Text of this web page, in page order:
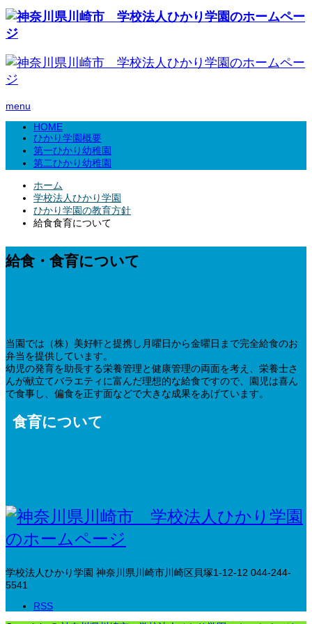
menu
HOME
ひかり学園概要
第一ひかり幼稚園
第二ひかり幼稚園
ホーム
学校法人ひかり学園
ひかり学園の教育方針
給食食育について
給食・食育について
当園では（株）美好軒と提携し月曜日から金曜日まで完全給食のお
弁当を提供しています。
幼児の発育を助長する栄養管理と健康管理の両面を考え、栄養士さ
んが献立てバラエティに富んだ理想的な給食ですので、園児は喜ん
で食事し、偏食を正す面などで大きな成果をあげています。
食育について
学校法人ひかり学園 神奈川県川崎市川崎区貝塚1-12-12 044-244-
5541
RSS